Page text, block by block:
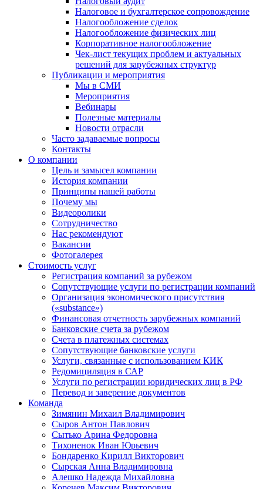
Налоговое и бухгалтерское сопровождение
Налогообложение сделок
Налогообложение физических лиц
Корпоративное налогообложение
Чек-лист текущих проблем и актуальных
решений для зарубежных структур
Публикации и мероприятия
Мы в СМИ
Мероприятия
Вебинары
Полезные материалы
Новости отрасли
Часто задаваемые вопросы
Контакты
О компании
Цель и замысел компании
История компании
Принципы нашей работы
Почему мы
Видеоролики
Сотрудничество
Нас рекомендуют
Вакансии
Фотогалерея
Стоимость услуг
Регистрация компаний за рубежом
Сопутствующие услуги по регистрации компаний
Организация экономического присутствия
(«substance»)
Финансовая отчетность зарубежных компаний
Банковские счета за рубежом
Счета в платежных системах
Сопутствующие банковские услуги
Услуги, связанные с использованием КИК
Редомициляция в САР
Услуги по регистрации юридических лиц в РФ
Перевод и заверение документов
Команда
Зимянин Михаил Владимирович
Сыров Антон Павлович
Сытько Арина Федоровна
Тихоненок Иван Юрьевич
Бондаренко Кирилл Викторович
Сырская Анна Владимировна
Алешко Надежда Михайловна